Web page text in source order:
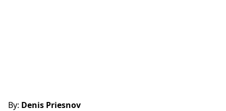
By: Denis Priesnov